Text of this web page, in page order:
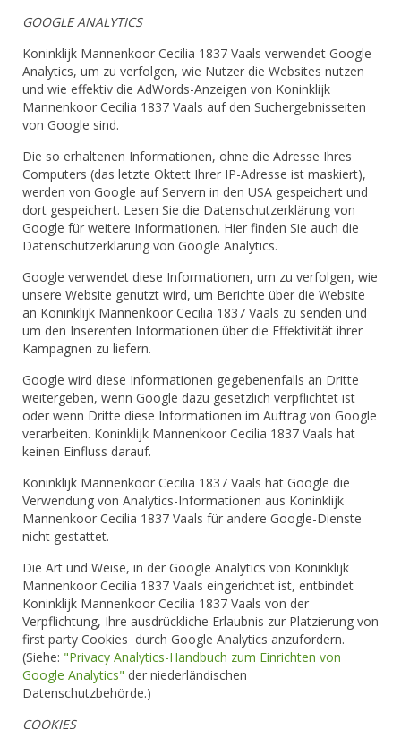
GOOGLE ANALYTICS
Koninklijk Mannenkoor Cecilia 1837 Vaals verwendet Google
Analytics, um zu verfolgen, wie Nutzer die Websites nutzen
und wie effektiv die AdWords-Anzeigen von Koninklijk
Mannenkoor Cecilia 1837 Vaals auf den Suchergebnisseiten
von Google sind.
Die so erhaltenen Informationen, ohne die Adresse Ihres
Computers (das letzte Oktett Ihrer IP-Adresse ist maskiert),
werden von Google auf Servern in den USA gespeichert und
dort gespeichert. Lesen Sie die Datenschutzerklärung von
Google für weitere Informationen. Hier finden Sie auch die
Datenschutzerklärung von Google Analytics.
Google verwendet diese Informationen, um zu verfolgen, wie
unsere Website genutzt wird, um Berichte über die Website
an Koninklijk Mannenkoor Cecilia 1837 Vaals zu senden und
um den Inserenten Informationen über die Effektivität ihrer
Kampagnen zu liefern.
Google wird diese Informationen gegebenenfalls an Dritte
weitergeben, wenn Google dazu gesetzlich verpflichtet ist
oder wenn Dritte diese Informationen im Auftrag von Google
verarbeiten. Koninklijk Mannenkoor Cecilia 1837 Vaals hat
keinen Einfluss darauf.
Koninklijk Mannenkoor Cecilia 1837 Vaals hat Google die
Verwendung von Analytics-Informationen aus Koninklijk
Mannenkoor Cecilia 1837 Vaals für andere Google-Dienste
nicht gestattet.
Die Art und Weise, in der Google Analytics von Koninklijk
Mannenkoor Cecilia 1837 Vaals eingerichtet ist, entbindet
Koninklijk Mannenkoor Cecilia 1837 Vaals von der
Verpflichtung, Ihre ausdrückliche Erlaubnis zur Platzierung von
first party Cookies durch Google Analytics anzufordern.
(Siehe: "Privacy Analytics-Handbuch zum Einrichten von
Google Analytics" der niederländischen
Datenschutzbehörde.)
COOKIES